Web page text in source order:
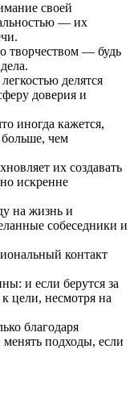
своей
— их
творчеством — будь
делятся
доверия и
иногда кажется,
чем
их создавать
искренне
на жизнь и
собеседники и
контакт
и если берутся за
цели, несмотря на
благодаря
подходы, если